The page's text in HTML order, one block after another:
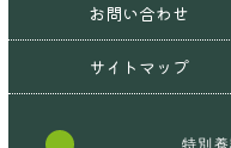
お問い合わせ
サイトマップ
特別